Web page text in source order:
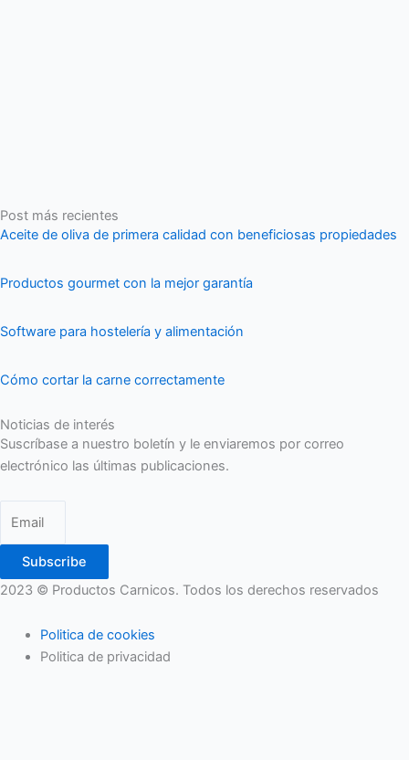
Post más recientes
Aceite de oliva de primera calidad con beneficiosas propiedades
Productos gourmet con la mejor garantía
Software para hostelería y alimentación
Cómo cortar la carne correctamente
Noticias de interés
Suscríbase a nuestro boletín y le enviaremos por correo
electrónico las últimas publicaciones.
Subscribe
2023 © Productos Carnicos. Todos los derechos reservados
Politica de cookies
Politica de privacidad